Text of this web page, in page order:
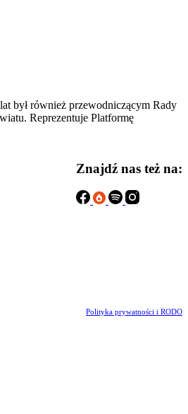
był również przewodniczącym Rady
Reprezentuje Platformę
Znajdź nas też na:
Polityka prywatności i RODO